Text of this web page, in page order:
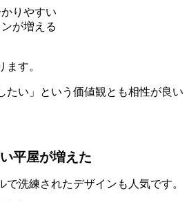
りやすい
が増える
す。
たい」という価値観とも相性が良い
平屋が増えた
洗練されたデザインも人気です。